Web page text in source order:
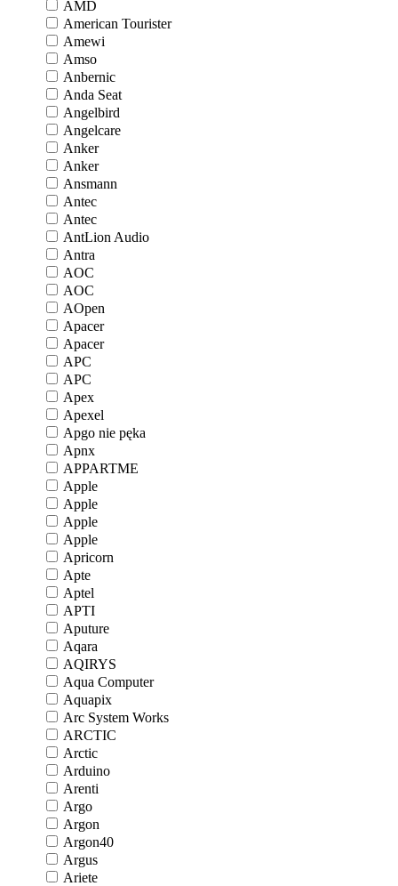
AMD
American Tourister
Amewi
Amso
Anbernic
Anda Seat
Angelbird
Angelcare
Anker
Anker
Ansmann
Antec
Antec
AntLion Audio
Antra
AOC
AOC
AOpen
Apacer
Apacer
APC
APC
Apex
Apexel
Apgo nie pęka
Apnx
APPARTME
Apple
Apple
Apple
Apple
Apricorn
Apte
Aptel
APTI
Aputure
Aqara
AQIRYS
Aqua Computer
Aquapix
Arc System Works
ARCTIC
Arctic
Arduino
Arenti
Argo
Argon
Argon40
Argus
Ariete